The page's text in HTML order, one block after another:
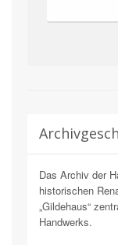
Das Archiv der
historischen
„Gildehaus“
Handwerks.